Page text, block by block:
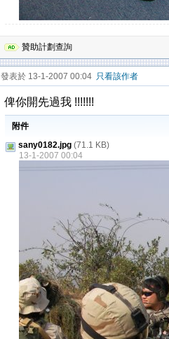
贊助計劃查詢
發表於 13-1-2007 00:04 只看該作者
俾你開先過我 !!!!!!!
附件
sany0182.jpg (71.1 KB)
13-1-2007 00:04